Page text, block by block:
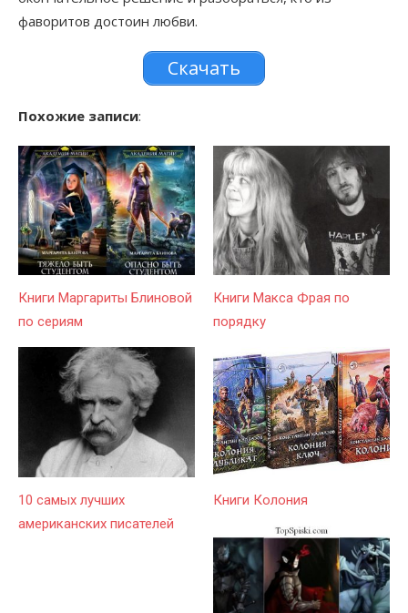
фаворитов достоин любви.
Скачать
Похожие записи:
Книги Маргариты Блиновой
по сериям
Книги Макса Фрая по
порядку
10 самых лучших
американских писателей
Книги Колония